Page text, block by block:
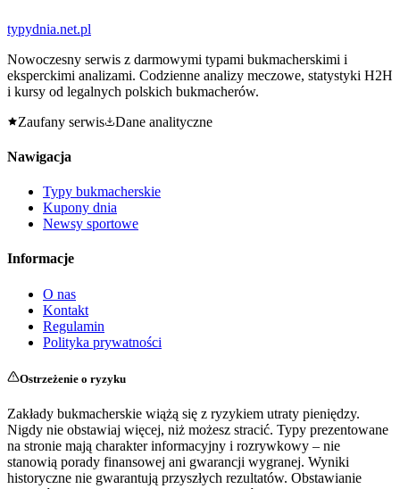
typydnia.net.pl
Nowoczesny serwis z darmowymi typami bukmacherskimi i
eksperckimi analizami. Codzienne analizy meczowe, statystyki H2H
i kursy od legalnych polskich bukmacherów.
Zaufany serwis
Dane analityczne
Nawigacja
Typy bukmacherskie
Kupony dnia
Newsy sportowe
Informacje
O nas
Kontakt
Regulamin
Polityka prywatności
Ostrzeżenie o ryzyku
Zakłady bukmacherskie wiążą się z ryzykiem utraty pieniędzy.
Nigdy nie obstawiaj więcej, niż możesz stracić. Typy prezentowane
na stronie mają charakter informacyjny i rozrywkowy – nie
stanowią porady finansowej ani gwarancji wygranej. Wyniki
historyczne nie gwarantują przyszłych rezultatów. Obstawianie